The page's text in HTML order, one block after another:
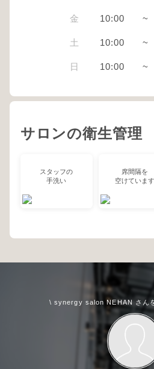
金 10:00 ~
土 10:00 ~
日 10:00 ~
サロンの衛生管理
スタッフの
手洗い
席間隔を
空けています
\ synergy salon NEHAN さん